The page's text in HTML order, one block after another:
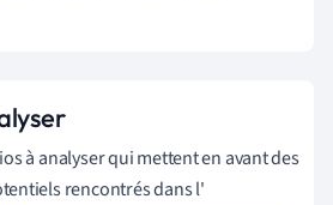
à analyser qui mettent en avant des
rencontrés dans l'